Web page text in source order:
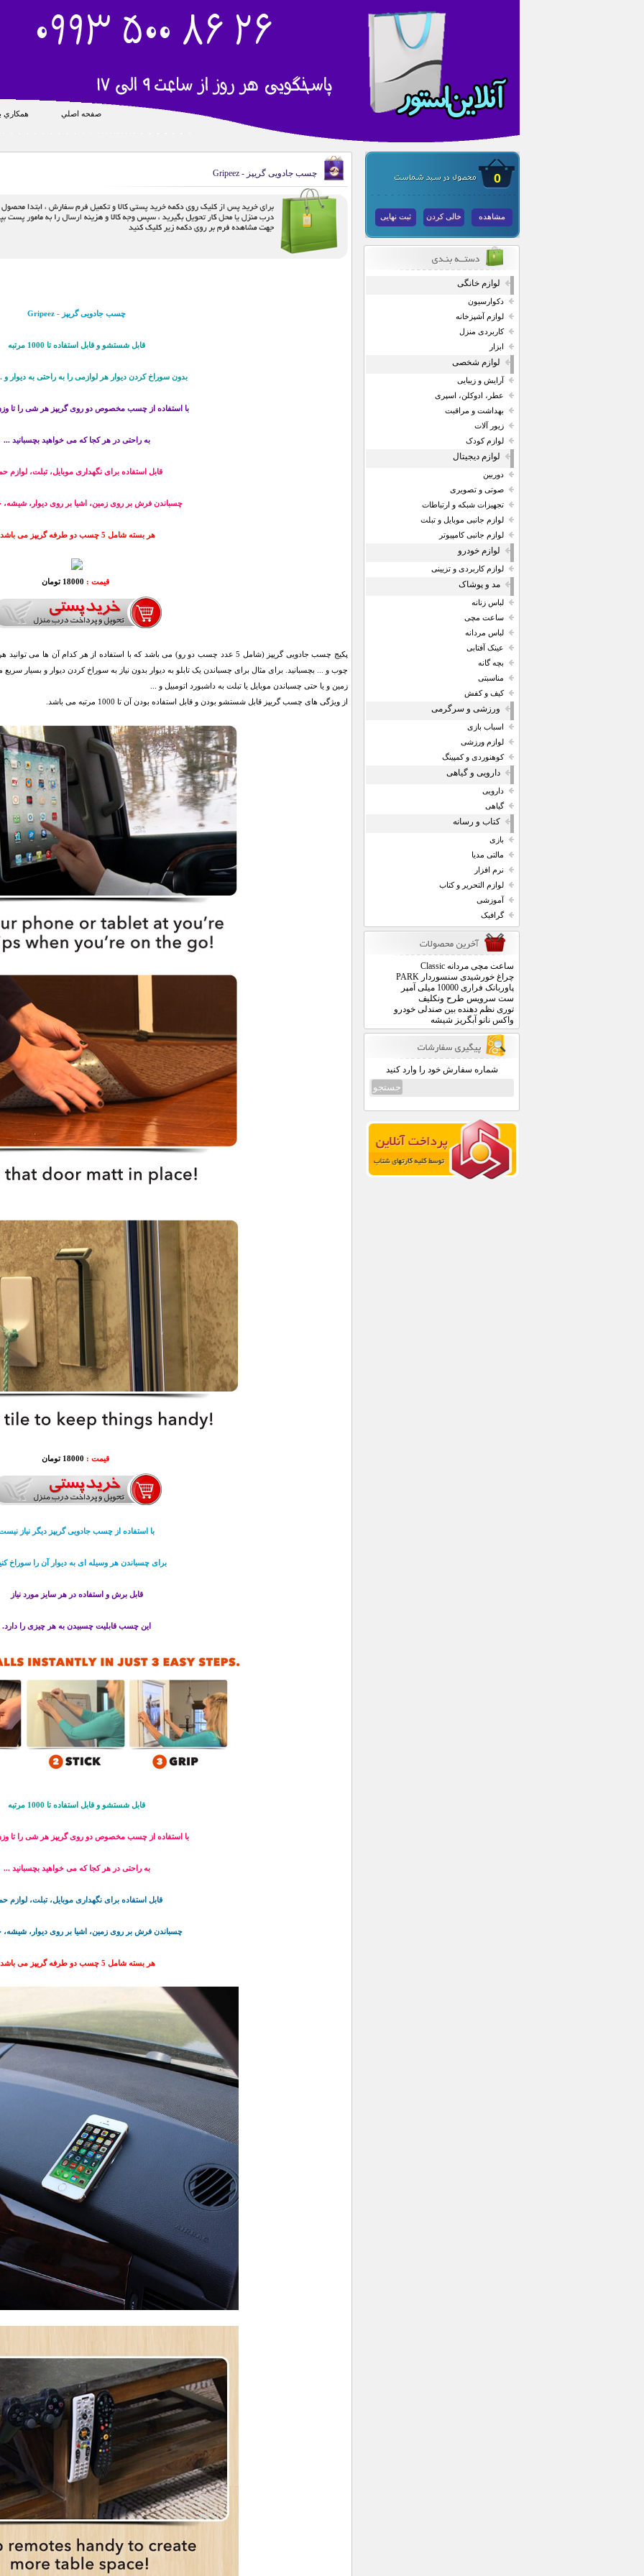
صفحه اصلي همکاري
0
مشاهده خالی کردن ثبت نهایی
لوازم خانگی
دکوارسیون
لوازم آشپزخانه
کاربردی منزل
ابزار
لوازم شخصی
آرایش و زیبایی
عطر، ادوکلن، اسپری
بهداشت و مراقبت
زیور آلات
لوازم کودک
لوازم دیجیتال
دوربین
صوتی و تصویری
تجهیزات شبکه و ارتباطات
لوازم جانبی موبایل و تبلت
لوازم جانبی کامپیوتر
لوازم خودرو
لوازم کاربردی و تزیینی
مد و پوشاک
لباس زنانه
ساعت مچی
لباس مردانه
عینک آفتابی
بچه گانه
مناسبتی
کیف و کفش
ورزشی و سرگرمی
اسباب بازی
لوازم ورزشی
کوهنوردی و کمپینگ
دارویی و گیاهی
دارویی
گیاهی
کتاب و رسانه
بازی
مالتی مدیا
نرم افزار
لوازم التحریر و کتاب
آموزشی
گرافیک
ساعت مچی مردانه Classic
چراغ خورشیدی سنسوردار PARK
پاوربانک فراری 10000 میلی آمپر
ست سرویس طرح ونکلیف
توری نظم دهنده بین صندلی خودرو
واکس نانو آبگریز شیشه
شماره سفارش خود را وارد کنید
چسب جادویی گريپز - Gripeez
چسب جادویی گريپز - Gripeez
قابل شستشو و قابل استفاده تا 1000 مرتبه
بدون سوراخ کردن دیوار هر لوازمی را به راحتی به دیوار و
با استفاده از چسب مخصوص دو روی گریپز هر شی را تا وزن 3
به راحتی در هر کجا که می خواهید بچسبانید ...
قابل استفاده برای نگهداری موبایل، تبلت، لوازم
چسباندن فرش بر روی زمین، اشیا بر روی دیوار،
هر بسته شامل 5 چسب دو طرفه گریپز می باشد.
قیمت : 18000 تومان
چوب و ... بچسبانید. برای مثال برای چسباندن یک تابلو به دیوار بدون نیاز به سوراخ کردن دیوار و بسیار
زمین و یا حتی چسباندن موبایل یا تبلت به داشبورد اتومبیل و ...
از ویژگی های چسب گریپز قابل شستشو بودن و قابل استفاده بودن آن تا 1000 مرتبه می باشد.
قیمت : 18000 تومان
با استفاده از چسب جادویی گریپز دیگر نیاز
برای چسباندن هر وسیله ای به دیوار آن را سوراخ
قابل برش و استفاده در هر سایز مورد نیاز
این چسب قابلیت چسبیدن به هر چیزی را دارد.
قابل شستشو و قابل استفاده تا 1000 مرتبه
با استفاده از چسب مخصوص دو روی گریپز هر شی را تا وزن 3
به راحتی در هر کجا که می خواهید بچسبانید ...
قابل استفاده برای نگهداری موبایل، تبلت، لوازم
چسباندن فرش بر روی زمین، اشیا بر روی دیوار،
هر بسته شامل 5 چسب دو طرفه گریپز می باشد.